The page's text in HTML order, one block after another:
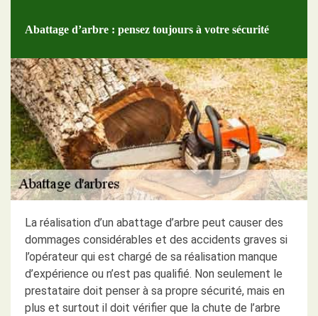
Abattage d’arbre : pensez toujours à votre sécurité
La réalisation d’un abattage d’arbre peut causer des
dommages considérables et des accidents graves si
l’opérateur qui est chargé de sa réalisation manque
d’expérience ou n’est pas qualifié. Non seulement le
prestataire doit penser à sa propre sécurité, mais en
plus et surtout il doit vérifier que la chute de l’arbre